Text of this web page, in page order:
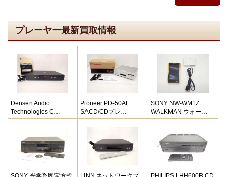
プレーヤー最新買取情報
Densen Audio
Technologies C…
Pioneer PD-50AE
SACD/CDプレ…
SONY NW-WM1Z
WALKMAN ウォー…